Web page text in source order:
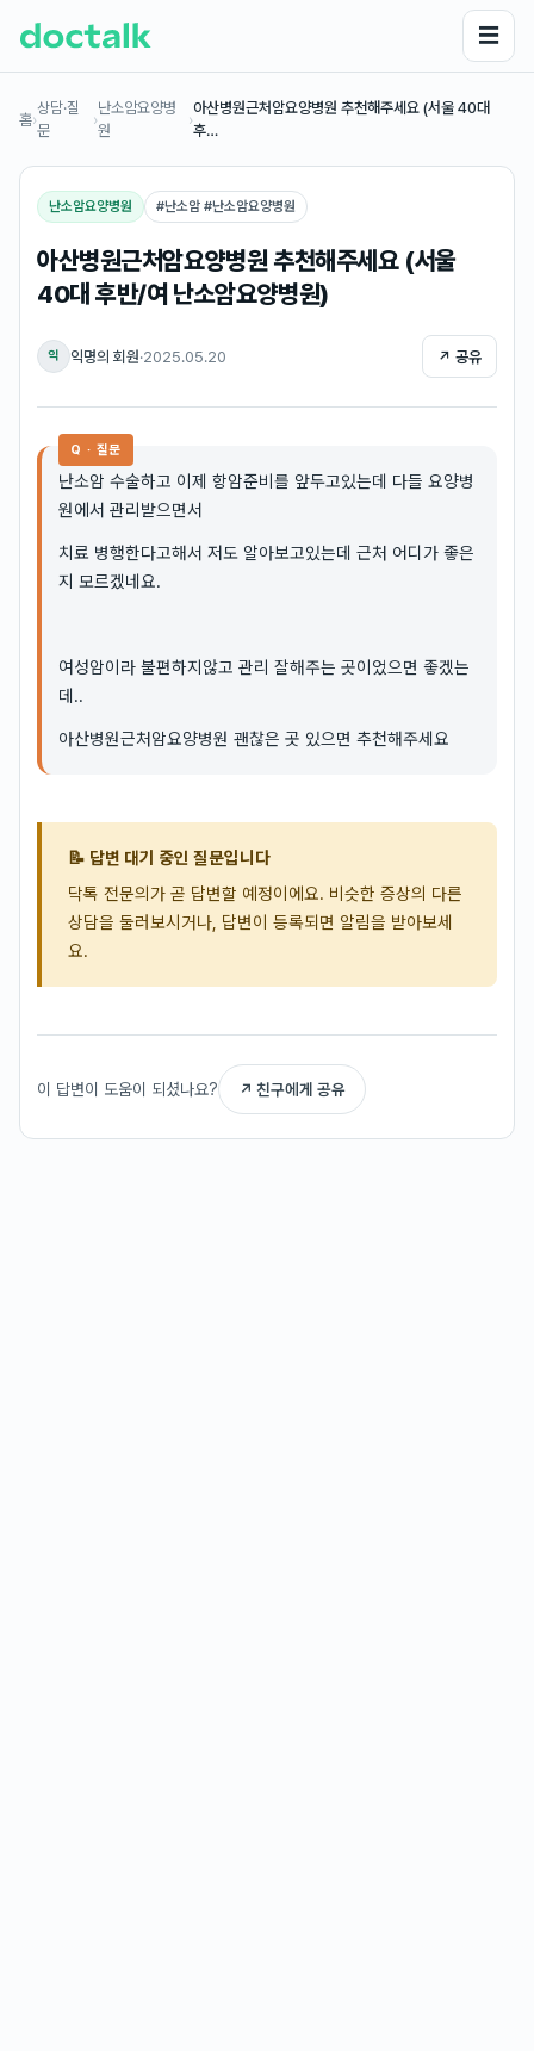
☰
홈›
상담·질
문
›
난소암요양병
원
›
아산병원근처암요양병원 추천해주세요 (서울 40대
후…
난소암요양병원 #난소암 #난소암요양병원
아산병원근처암요양병원 추천해주세요 (서울
40대 후반/여 난소암요양병원)
익 익명의 회원·2025.05.20 ↗ 공유
Q · 질문
난소암 수술하고 이제 항암준비를 앞두고있는데 다들 요양병
원에서 관리받으면서
치료 병행한다고해서 저도 알아보고있는데 근처 어디가 좋은
지 모르겠네요.
여성암이라 불편하지않고 관리 잘해주는 곳이었으면 좋겠는
데..
아산병원근처암요양병원 괜찮은 곳 있으면 추천해주세요
📝 답변 대기 중인 질문입니다
닥톡 전문의가 곧 답변할 예정이에요. 비슷한 증상의 다른
상담을 둘러보시거나, 답변이 등록되면 알림을 받아보세
요.
이 답변이 도움이 되셨나요? ↗ 친구에게 공유